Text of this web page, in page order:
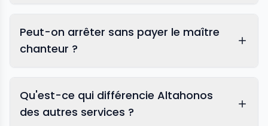
Peut-on arrêter sans payer le maître
chanteur ?
Qu'est-ce qui différencie Altahonos
des autres services ?